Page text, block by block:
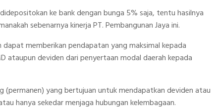
ke bank dengan bunga 5% saja, tentu hasilnya
sebenarnya kinerja PT. Pembangunan Jaya ini.
dapat memberikan pendapatan yang maksimal kepada
ataupun deviden dari penyertaan modal daerah kepada
(permanen) yang bertujuan untuk mendapatkan deviden atau
hanya sekedar menjaga hubungan kelembagaan.